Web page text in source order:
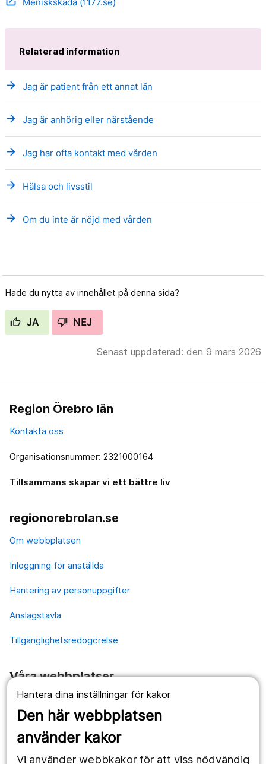
Hantera dina inställningar för kakor
Den här webbplatsen
använder kakor
Vi använder webbkakor för att viss nödvändig
Relaterad information
arrow_forward Jag är patient från ett annat län
arrow_forward Jag är anhörig eller närstående
arrow_forward Jag har ofta kontakt med vården
arrow_forward Hälsa och livsstil
arrow_forward Om du inte är nöjd med vården
Hade du nytta av innehållet på denna sida?
JA NEJ
Senast uppdaterad: den 9 mars 2026
Region Örebro län
Kontakta oss
Organisationsnummer: 2321000164
Tillsammans skapar vi ett bättre liv
regionorebrolan.se
Om webbplatsen
Inloggning för anställda
Hantering av personuppgifter
Anslagstavla
Tillgänglighetsredogörelse
Våra webbplatser
1177.se
Länstrafiken